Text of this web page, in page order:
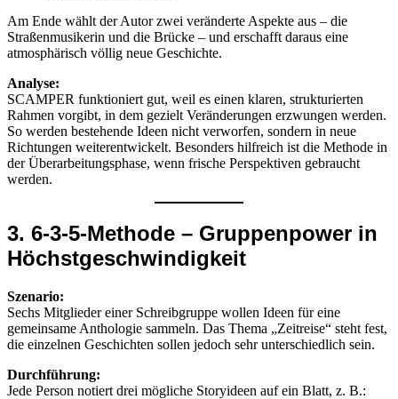
Am Ende wählt der Autor zwei veränderte Aspekte aus – die
Straßenmusikerin und die Brücke – und erschafft daraus eine
atmosphärisch völlig neue Geschichte.
Analyse:
SCAMPER funktioniert gut, weil es einen klaren, strukturierten
Rahmen vorgibt, in dem gezielt Veränderungen erzwungen werden.
So werden bestehende Ideen nicht verworfen, sondern in neue
Richtungen weiterentwickelt. Besonders hilfreich ist die Methode in
der Überarbeitungsphase, wenn frische Perspektiven gebraucht
werden.
3. 6-3-5-Methode – Gruppenpower in
Höchstgeschwindigkeit
Szenario:
Sechs Mitglieder einer Schreibgruppe wollen Ideen für eine
gemeinsame Anthologie sammeln. Das Thema „Zeitreise“ steht fest,
die einzelnen Geschichten sollen jedoch sehr unterschiedlich sein.
Durchführung:
Jede Person notiert drei mögliche Storyideen auf ein Blatt, z. B.: